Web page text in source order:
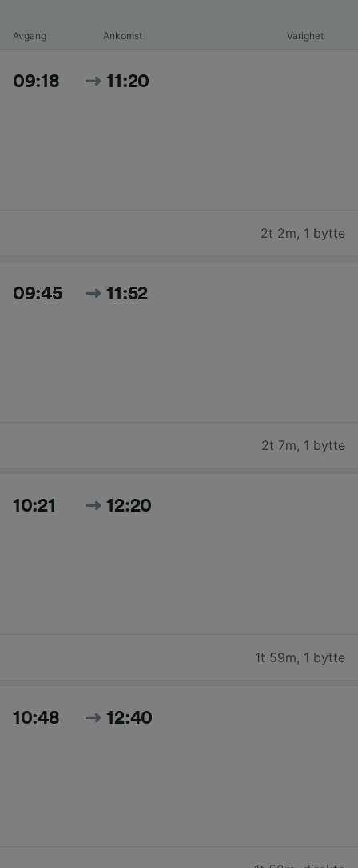
Avgang Ankomst Varighet
09:18 11:20
2t 2m, 1 bytte
09:45 11:52
2t 7m, 1 bytte
10:21 12:20
1t 59m, 1 bytte
10:48 12:40